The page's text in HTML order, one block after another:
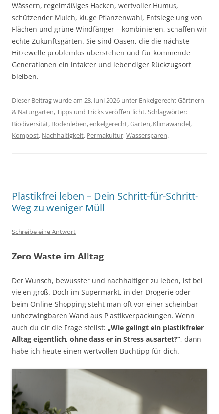
Wässern, regelmäßiges Hacken, wertvoller Humus,
schützender Mulch, kluge Pflanzenwahl, Entsiegelung von
Flächen und grüne Windfänger – kombinieren, schaffen wir
echte Zukunftsgärten. Sie sind Oasen, die die nächste
Hitzewelle problemlos überstehen und für kommende
Generationen ein intakter und lebendiger Rückzugsort
bleiben.
Dieser Beitrag wurde am 28. Juni 2026 unter Enkelgerecht Gärtnern
& Naturgarten,Tipps und Tricksveröffentlicht. Schlagwörter:
Biodiversität, Bodenleben,enkelgerecht,Garten, Klimawandel,
Kompost, Nachhaltigkeit, Permakultur,Wassersparen.
Plastikfrei leben – Dein Schritt-für-Schritt-
Weg zu weniger Müll
Schreibe eine Antwort
Zero Waste im Alltag
Der Wunsch, bewusster und nachhaltiger zu leben, ist bei
vielen groß. Doch im Supermarkt, in der Drogerie oder
beim Online-Shopping steht man oft vor einer scheinbar
unbezwingbaren Wand aus Plastikverpackungen. Wenn
auch du dir die Frage stellst: „Wie gelingt ein plastikfreier
Alltag eigentlich, ohne dass er in Stress ausartet?“, dann
habe ich heute einen wertvollen Buchtipp für dich.